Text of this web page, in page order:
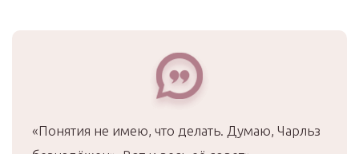
«Понятия не имею, что делать. Думаю, Чарльз